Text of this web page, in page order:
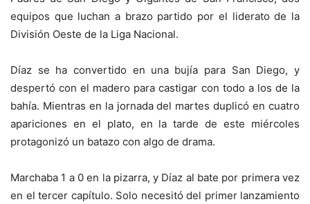
equipos que luchan a brazo partido por el liderato de la
División Oeste de la Liga Nacional.
Díaz se ha convertido en una bujía para San Diego, y
despertó con el madero para castigar con todo a los de la
bahía. Mientras en la jornada del martes duplicó en cuatro
apariciones en el plato, en la tarde de este miércoles
protagonizó un batazo con algo de drama.
Marchaba 1 a 0 en la pizarra, y Díaz al bate por primera vez
en el tercer capítulo. Solo necesitó del primer lanzamiento